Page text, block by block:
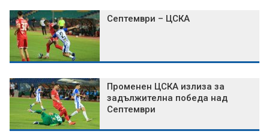
Септември – ЦСКА
Променен ЦСКА излиза за
задължителна победа над
Септември